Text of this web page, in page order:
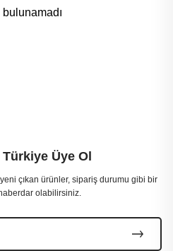
Üye Ol
çıkan ürünler, sipariş durumu gibi bir
olabilirsiniz.